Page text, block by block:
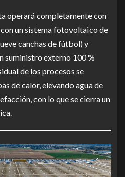
operará completamente con
un sistema fotovoltaico de
canchas de fútbol) y
suministro externo 100 %
de los procesos se
de calor, elevando agua de
con lo que se cierra un